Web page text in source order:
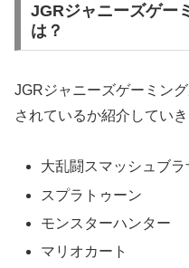
JGRジャニーズゲー
は？
JGRジャニーズゲーミン
されているか紹介していき
大乱闘スマッシュブラ
スプラトゥーン
モンスターハンター
マリオカート